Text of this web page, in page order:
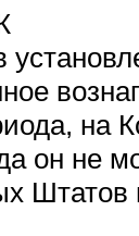
на
он не
Штатов